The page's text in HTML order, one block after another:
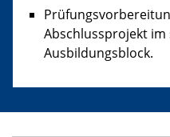
Abschlussprojekt im
Ausbildungsblock.